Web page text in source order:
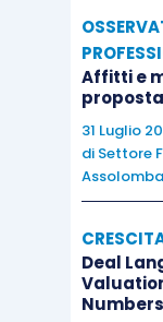
cooperative.
penale di
.
Altra
contributo
sociali
Affitti e
31 Luglio
di Settore
Deal